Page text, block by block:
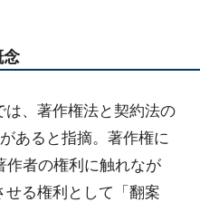
念
、著作権法と契約法の
あると指摘。著作権に
作者の権利に触れなが
せる権利として「翻案